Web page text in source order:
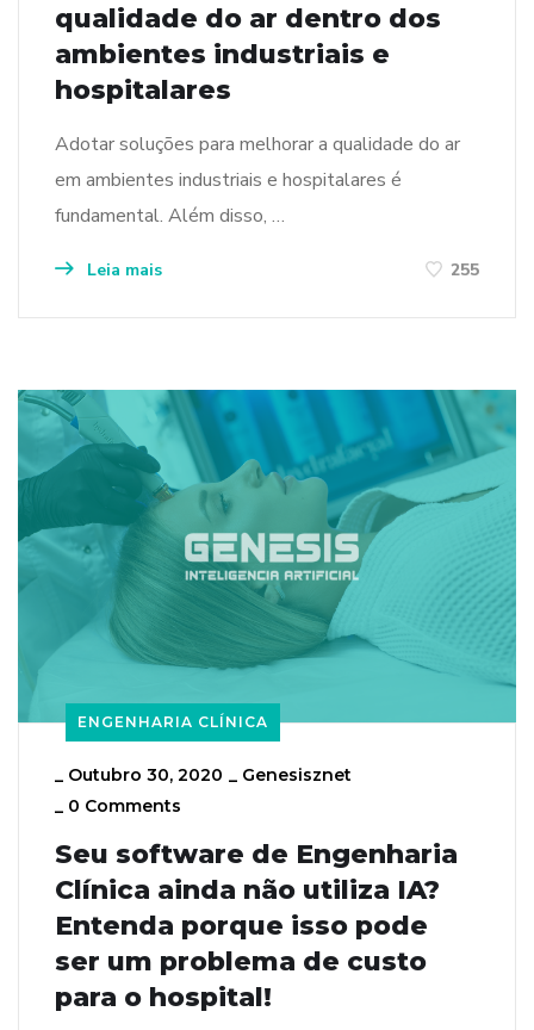
qualidade do ar dentro dos
ambientes industriais e
hospitalares
Adotar soluções para melhorar a qualidade do ar
em ambientes industriais e hospitalares é
fundamental. Além disso, …
Leia mais 255
ENGENHARIA CLÍNICA
Outubro 30, 2020
Genesisznet
0 Comments
Seu software de Engenharia
Clínica ainda não utiliza IA?
Entenda porque isso pode
ser um problema de custo
para o hospital!